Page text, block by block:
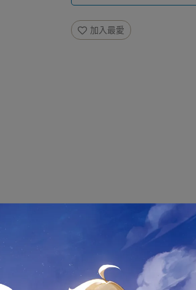
加入最愛